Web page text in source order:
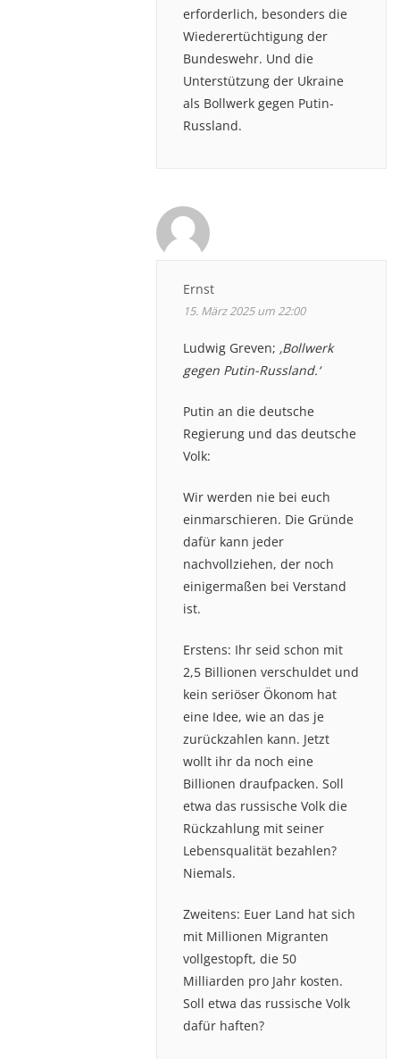
erforderlich, besonders die
Wiederertüchtigung der
Bundeswehr. Und die
Unterstützung der Ukraine
als Bollwerk gegen Putin-
Russland.
Ernst
15. März 2025 um 22:00
Ludwig Greven; ‚Bollwerk
gegen Putin-Russland.‘
Putin an die deutsche
Regierung und das deutsche
Volk:
Wir werden nie bei euch
einmarschieren. Die Gründe
dafür kann jeder
nachvollziehen, der noch
einigermaßen bei Verstand
ist.
Erstens: Ihr seid schon mit
2,5 Billionen verschuldet und
kein seriöser Ökonom hat
eine Idee, wie an das je
zurückzahlen kann. Jetzt
wollt ihr da noch eine
Billionen draufpacken. Soll
etwa das russische Volk die
Rückzahlung mit seiner
Lebensqualität bezahlen?
Niemals.
Zweitens: Euer Land hat sich
mit Millionen Migranten
vollgestopft, die 50
Milliarden pro Jahr kosten.
Soll etwa das russische Volk
dafür haften?